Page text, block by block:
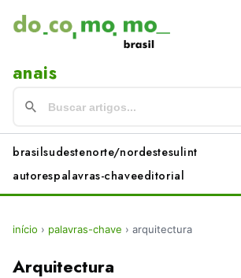
anais
brasilsudestenorte/nordestesulint
autorespalavras-chaveeditorial
início › palavras-chave › arquitectura
Arquitectura